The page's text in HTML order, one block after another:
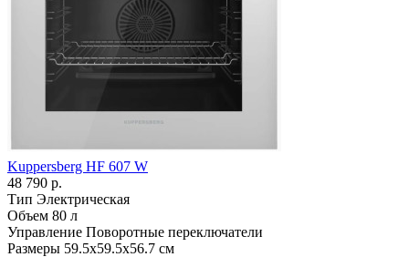
Kuppersberg HF 607 W
48 790 р.
Тип Электрическая
Объем 80 л
Управление Поворотные переключатели
Размеры 59.5х59.5х56.7 см